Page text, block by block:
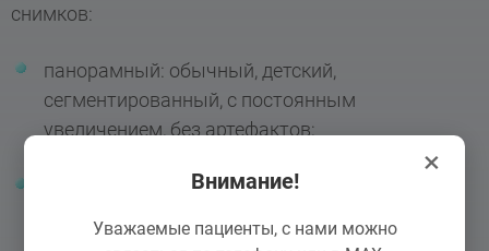
×
Внимание!
Уважаемые пациенты, с нами можно
снимков:
панорамный: обычный, детский,
сегментированный, с постоянным
увеличением, без артефактов;
цефалометрический: PA / AP, боковой,